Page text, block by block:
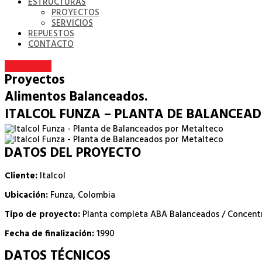
PROYECTOS
SERVICIOS
REPUESTOS
CONTACTO
Proyectos
Alimentos Balanceados.
ITALCOL FUNZA – PLANTA DE
DATOS DEL PROYECTO
Cliente: Italcol
Ubicación: Funza, Colombia
Tipo de proyecto: Planta completa ABA Balanceados /
Fecha de finalización:1990
DATOS TÉCNICOS